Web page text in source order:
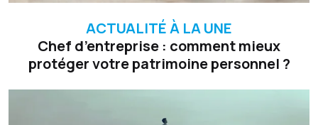
ACTUALITÉ À LA UNE
Chef d’entreprise : comment mieux
protéger votre patrimoine personnel ?